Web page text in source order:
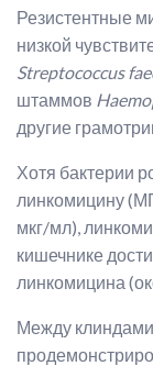
Резистентные
низкой
Streptococcus
штаммов
другие
Хотя бактерии
линкомицину
мкг/мл),
кишечнике
линкомицина
Между